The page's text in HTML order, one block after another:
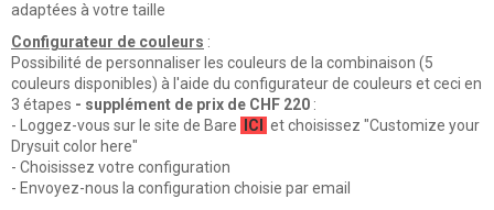
adaptées à votre taille
Configurateur de couleurs :
Possibilité de personnaliser les couleurs de la combinaison (5
couleurs disponibles) à l'aide du configurateur de couleurs et ceci en
3 étapes - supplément de prix de CHF 220 :
- Loggez-vous sur le site de Bare
ICI
et choisissez "Customize your
Drysuit color here"
- Choisissez votre configuration
- Envoyez-nous la configuration choisie par email